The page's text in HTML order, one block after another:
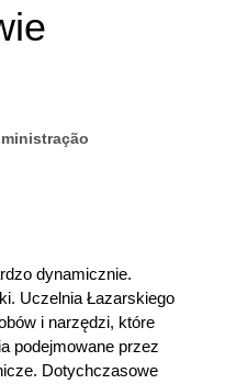
dynamicznie.
Uczelnia Łazarskiego
i narzędzi, które
podejmowane przez
Dotychczasowe